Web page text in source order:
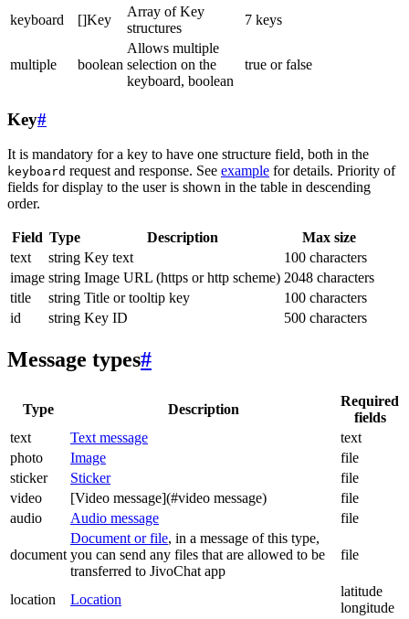
keyboard []Key
Array of Key
structures
7 keys
multiple boolean
Allows multiple
selection on the
keyboard, boolean
true or false
Key#
It is mandatory for a key to have one structure field, both in the
keyboard request and response. See example for details. Priority of
fields for display to the user is shown in the table in descending
order.
Field Type Description
Max size
text
string Key text
100 characters
image string Image URL (https or http scheme) 2048 characters
title
string Title or tooltip key
100 characters
id
string Key ID 500 characters
Message types#
Type Description
Required
fields
text
Text message
text
photo
Image
file
sticker
Sticker
file
video
[Video message](#video message)
file
audio
Audio message file
document
Document or file, in a message of this type,
you can send any files that are allowed to be
transferred to JivoChat app
file
location Location
latitude
longitude